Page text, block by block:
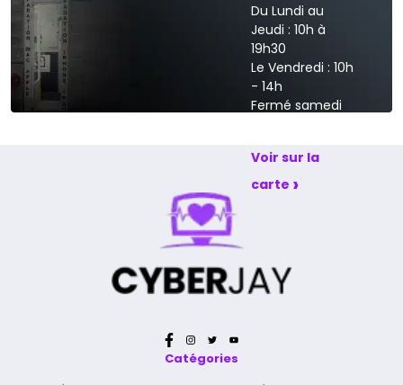
Du Lundi au
Jeudi : 10h à
19h30
Le Vendredi : 10h
- 14h
Fermé samedi
Voir sur la
carte ›
Catégories